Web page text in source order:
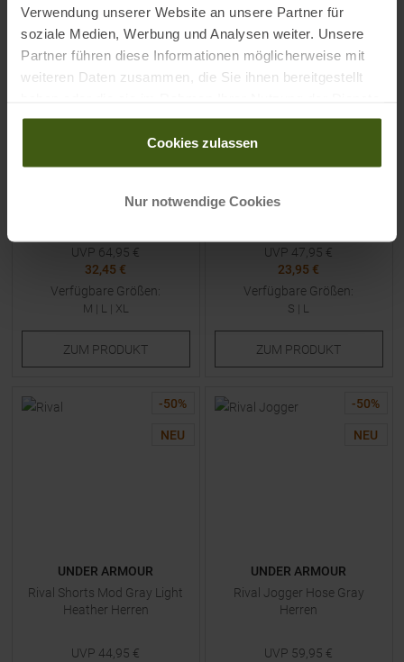
Verwendung unserer Website an unsere Partner für
soziale Medien, Werbung und Analysen weiter. Unsere
Partner führen diese Informationen möglicherweise mit
weiteren Daten zusammen, die Sie ihnen bereitgestellt
gesammelt haben.
Cookies zulassen
Nur notwendige Cookies
NEU
UNDER ARMOUR
Carbon Heather Herren
UVP 64,95 €
32,45 €
Verfügbare Größen:
M | L | XL
ZUM PRODUKT
NEU
UNDER ARMOUR
UVP 47,95 €
23,95 €
Verfügbare Größen:
S | L
ZUM PRODUKT
-50%
NEU
UNDER ARMOUR
Rival Shorts Mod Gray Light
Heather Herren
UVP 44,95 €
-50%
NEU
UNDER ARMOUR
Rival Jogger Hose Gray
Herren
UVP 59,95 €